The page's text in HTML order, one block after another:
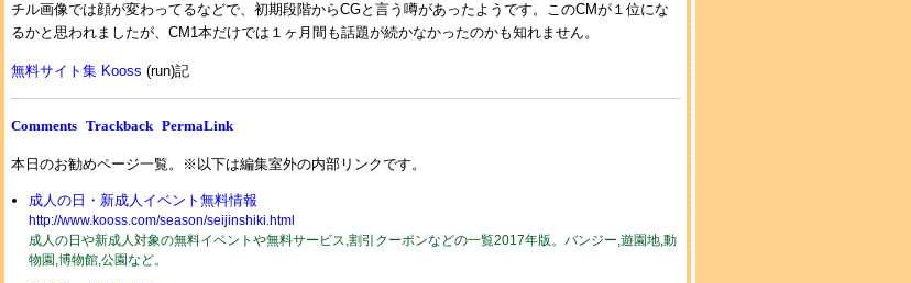
チル画像では顔が変わってるなどで、初期段階からCGと言う噂があったようです。このCMが１位にな
るかと思われましたが、CM1本だけでは１ヶ月間も話題が続かなかったのかも知れません。
無料サイト集 Kooss (run)記
Comments Trackback PermaLink
本日のお勧めページ一覧。※以下は編集室外の内部リンクです。
成人の日・新成人イベント無料情報
http://www.kooss.com/season/seijinshiki.html
成人の日や新成人対象の無料イベントや無料サービス,割引クーポンなどの一覧2017年版。バンジー,遊園地,動
物園,博物館,公園など。